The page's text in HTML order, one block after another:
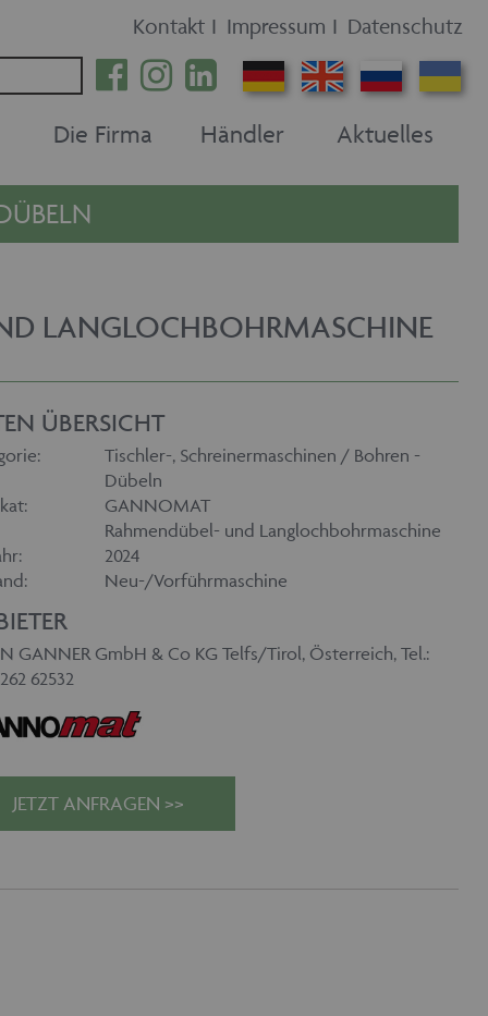
Kontakt I Impressum I Datenschutz
Die Firma Händler Aktuelles
LANGLOCHBOHRMASCHINE
ÜBERSICHT
Tischler-, Schreinermaschinen / Bohren -
Dübeln
GANNOMAT
Rahmendübel- und Langlochbohrmaschine
2024
Neu-/Vorführmaschine
GANNER GmbH & Co KG Telfs/Tirol, Österreich, Tel.:
62532
JETZT ANFRAGEN >>